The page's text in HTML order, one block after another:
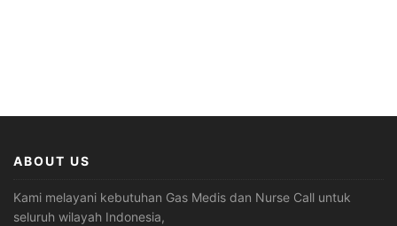
ABOUT US
Kami melayani kebutuhan Gas Medis dan Nurse Call untuk
seluruh wilayah Indonesia,